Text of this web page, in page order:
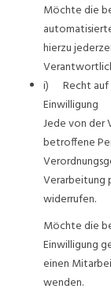
Möchte die
hierzu
i) Recht auf
Einwilligung
Jede von der
betroffene
Verarbeitung
widerrufen.
Möchte die
Einwilligung
einen
wenden.